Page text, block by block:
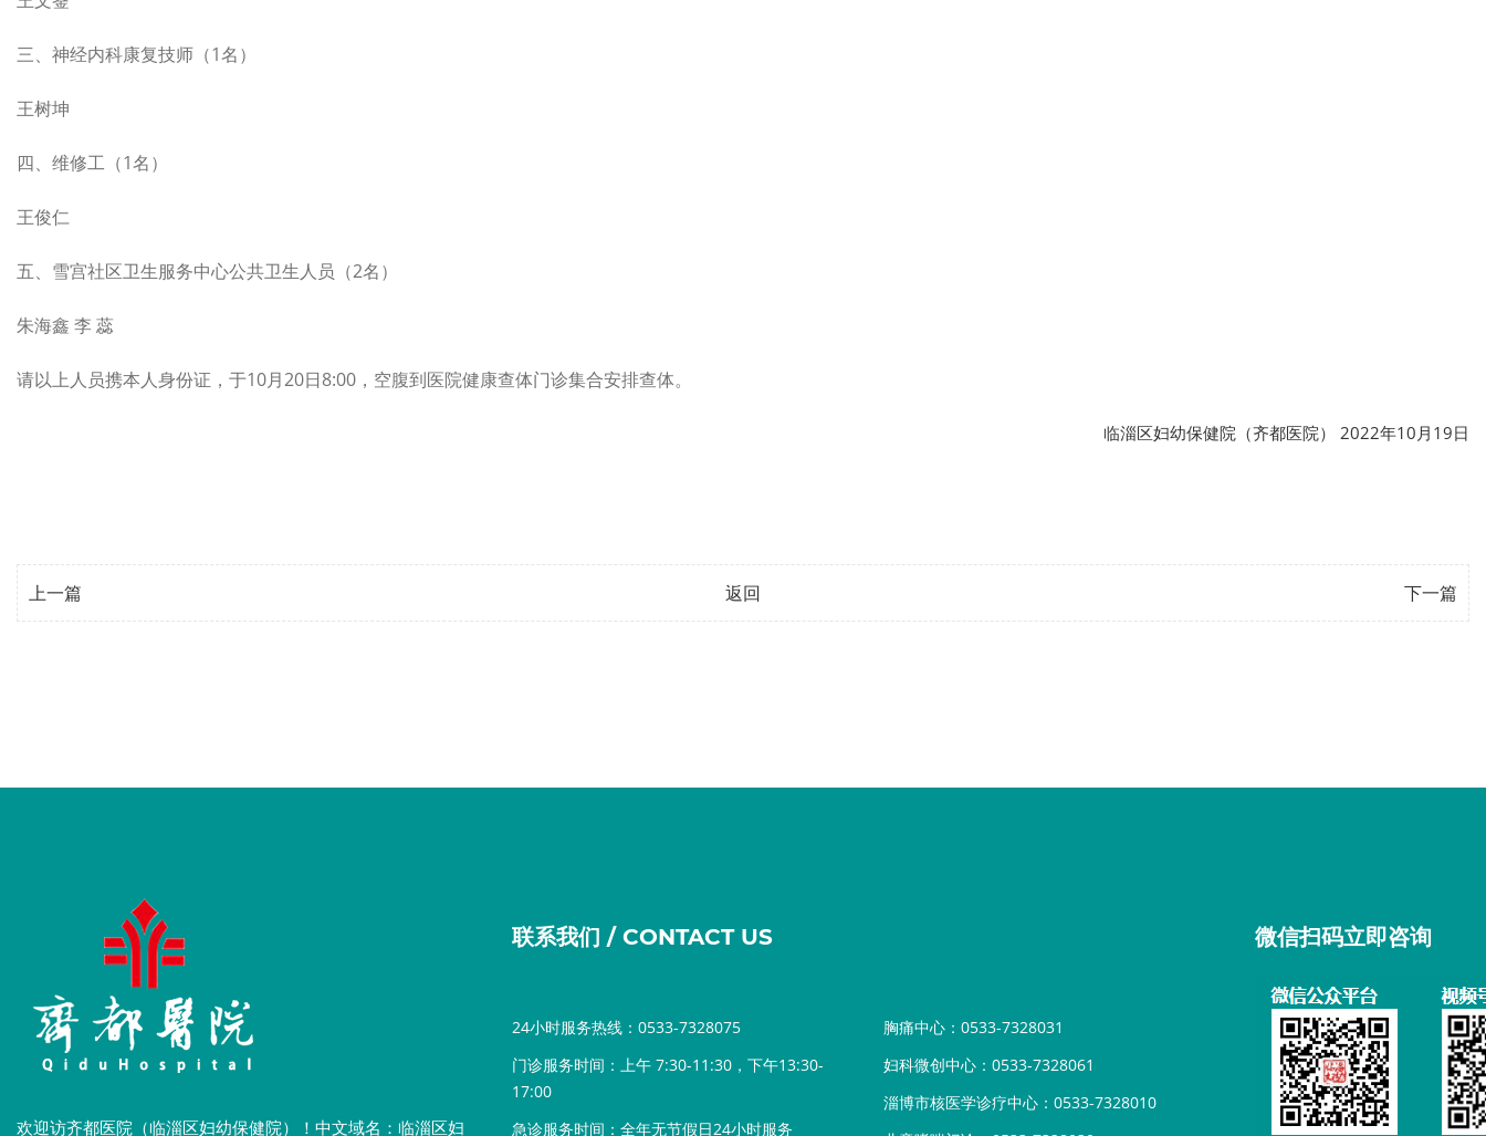
三、神经内科康复技师（1名）
王树坤
四、维修工（1名）
王俊仁
五、雪宫社区卫生服务中心公共卫生人员（2名）
朱海鑫 李 蕊
请以上人员携本人身份证，于10月20日8:00，空腹到医院健康查体门诊集合安排查体。
临淄区妇幼保健院（齐都医院） 2022年10月19日
上一篇 返回 下一篇
欢迎访齐都医院（临淄区妇幼保健院）！中文域名：临淄区妇
联系我们 / CONTACT US
24小时服务热线：0533-7328075
门诊服务时间：上午 7:30-11:30，下午13:30-
17:00
急诊服务时间：全年无节假日24小时服务
胸痛中心：0533-7328031
妇科微创中心：0533-7328061
淄博市核医学诊疗中心：0533-7328010
微信扫码立即咨询